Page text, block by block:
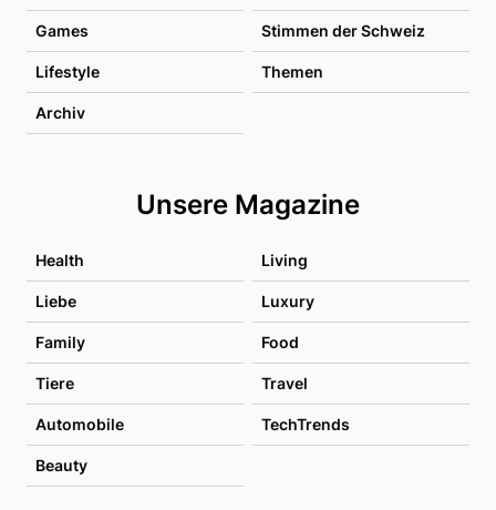
Games Stimmen der Schweiz
Lifestyle Themen
Archiv
Unsere Magazine
Health Living
Liebe Luxury
Family Food
Tiere Travel
Automobile TechTrends
Beauty